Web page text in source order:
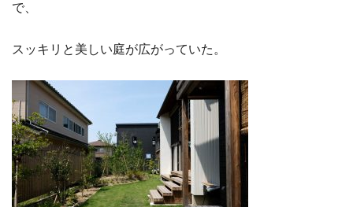
で、
スッキリと美しい庭が広がっていた。